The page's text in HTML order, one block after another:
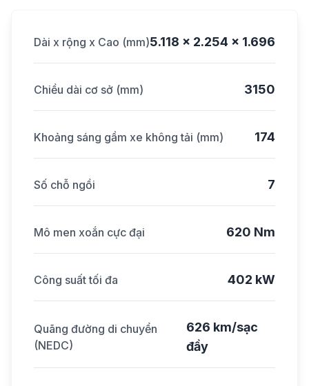
Dài x rộng x Cao (mm)5.118 x 2.254 x 1.696
Chiều dài cơ sở (mm) 3150
Khoảng sáng gầm xe không tải (mm) 174
Số chỗ ngồi 7
Mô men xoắn cực đại 620 Nm
Công suất tối đa 402 kW
Quãng đường di chuyển
(NEDC)
626 km/sạc
đầy